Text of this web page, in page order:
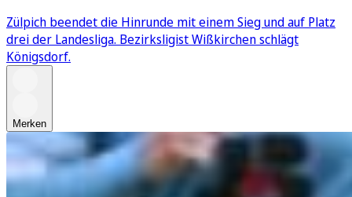
Zülpich beendet die Hinrunde mit einem Sieg und auf Platz
drei der Landesliga. Bezirksligist Wißkirchen schlägt
Königsdorf.
Merken